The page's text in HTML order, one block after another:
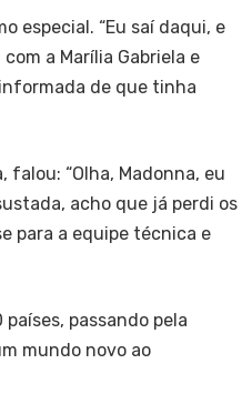
especial. “Eu saí daqui, e
a Marília Gabriela e
de que tinha
“Olha, Madonna, eu
acho que já perdi os
para a equipe técnica e
passando pela
mundo novo ao